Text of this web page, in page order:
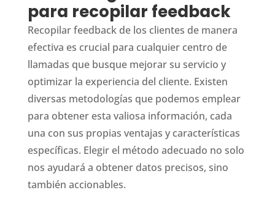
para recopilar feedback
Recopilar feedback de los clientes de manera
efectiva es crucial para cualquier centro de
llamadas que busque mejorar su servicio y
optimizar la experiencia del cliente. Existen
diversas metodologías que podemos emplear
para obtener esta valiosa información, cada
una con sus propias ventajas y características
específicas. Elegir el método adecuado no solo
nos ayudará a obtener datos precisos, sino
también accionables.